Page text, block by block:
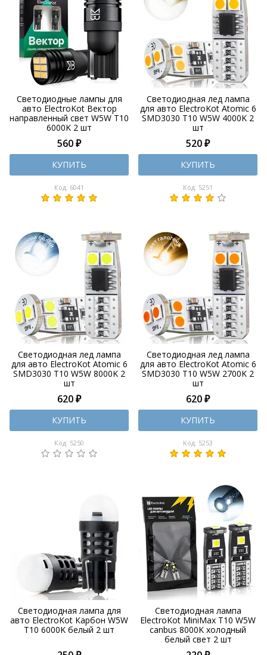
Светодиодные лампы для
авто ElectroKot Вектор
направленный свет W5W T10
6000K 2 шт
560 ₽
КУПИТЬ
Код: 6041
Светодиодная лед лампа
для авто ElectroKot Atomic 6
SMD3030 T10 W5W 4000K 2
шт
520 ₽
КУПИТЬ
Код: 5251
Светодиодная лед лампа
для авто ElectroKot Atomic 6
SMD3030 T10 W5W 8000K 2
шт
620 ₽
КУПИТЬ
Код: 5250
Светодиодная лед лампа
для авто ElectroKot Atomic 6
SMD3030 T10 W5W 2700K 2
шт
620 ₽
КУПИТЬ
Код: 5253
Светодиодная лампа для
авто ElectroKot Карбон W5W
T10 6000K белый 2 шт
Светодиодная лампа
ElectroKot MiniMax T10 W5W
canbus 8000K холодный
белый свет 2 шт